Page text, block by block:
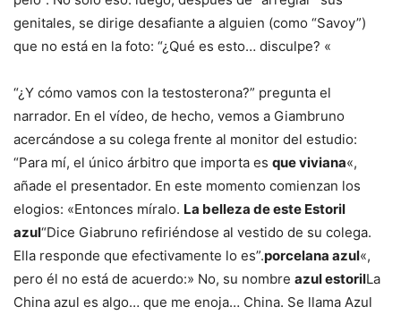
genitales, se dirige desafiante a alguien (como “Savoy”)
que no está en la foto: “¿Qué es esto… disculpe? «
“¿Y cómo vamos con la testosterona?” pregunta el
narrador. En el vídeo, de hecho, vemos a Giambruno
acercándose a su colega frente al monitor del estudio:
“Para mí, el único árbitro que importa es que viviana«,
añade el presentador. En este momento comienzan los
elogios: «Entonces míralo. La belleza de este Estoril
azul“Dice Giabruno refiriéndose al vestido de su colega.
Ella responde que efectivamente lo es”.porcelana azul«,
pero él no está de acuerdo:» No, su nombre azul estorilLa
China azul es algo… que me enoja… China. Se llama Azul